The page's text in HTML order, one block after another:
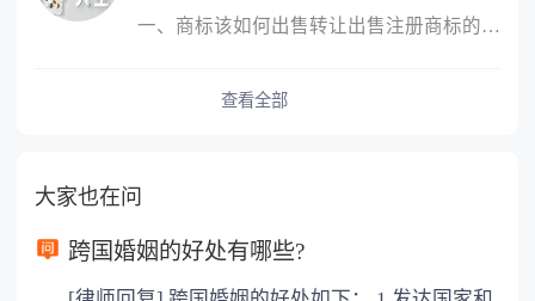
一、商标该如何出售转让出售注册商标的，转让人和受让人应当签订转...
查看全部
大家也在问
跨国婚姻的好处有哪些?